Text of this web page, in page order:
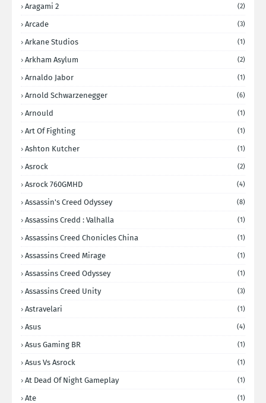
Aragami 2 (2)
Arcade (3)
Arkane Studios (1)
Arkham Asylum (2)
Arnaldo Jabor (1)
Arnold Schwarzenegger (6)
Arnould (1)
Art Of Fighting (1)
Ashton Kutcher (1)
Asrock (2)
Asrock 760GMHD (4)
Assassin's Creed Odyssey (8)
Assassins Credd : Valhalla (1)
Assassins Creed Chonicles China (1)
Assassins Creed Mirage (1)
Assassins Creed Odyssey (1)
Assassins Creed Unity (3)
Astravelari (1)
Asus (4)
Asus Gaming BR (1)
Asus Vs Asrock (1)
At Dead Of Night Gameplay (1)
Ate (1)